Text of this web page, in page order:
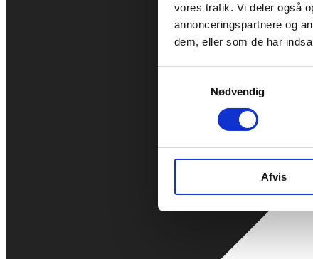
vores trafik. Vi deler også
annonceringspartnere og
dem, eller som de har
Nødvendig
Afvis